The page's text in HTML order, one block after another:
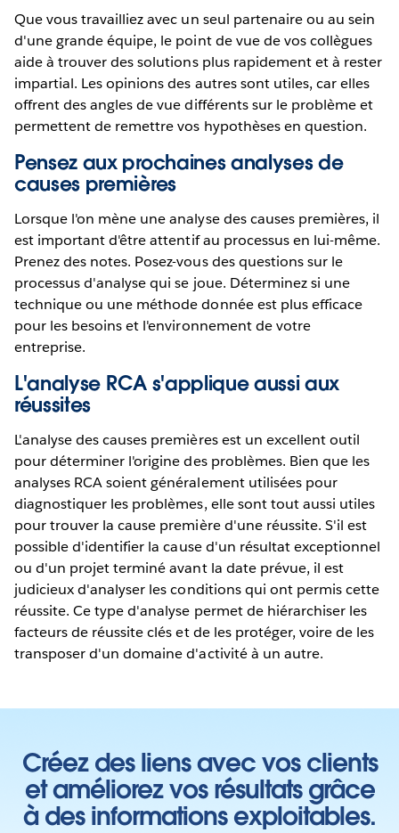
Que vous travailliez avec un seul partenaire ou au sein
d'une grande équipe, le point de vue de vos collègues
aide à trouver des solutions plus rapidement et à rester
impartial. Les opinions des autres sont utiles, car elles
offrent des angles de vue différents sur le problème et
permettent de remettre vos hypothèses en question.
Pensez aux prochaines analyses de
causes premières
Lorsque l'on mène une analyse des causes premières, il
est important d'être attentif au processus en lui-même.
Prenez des notes. Posez-vous des questions sur le
processus d'analyse qui se joue. Déterminez si une
technique ou une méthode donnée est plus efficace
pour les besoins et l'environnement de votre
entreprise.
L'analyse RCA s'applique aussi aux
réussites
L'analyse des causes premières est un excellent outil
pour déterminer l'origine des problèmes. Bien que les
analyses RCA soient généralement utilisées pour
diagnostiquer les problèmes, elle sont tout aussi utiles
pour trouver la cause première d'une réussite. S'il est
possible d'identifier la cause d'un résultat exceptionnel
ou d'un projet terminé avant la date prévue, il est
judicieux d'analyser les conditions qui ont permis cette
réussite. Ce type d'analyse permet de hiérarchiser les
facteurs de réussite clés et de les protéger, voire de les
transposer d'un domaine d'activité à un autre.
Créez des liens avec vos clients
et améliorez vos résultats grâce
à des informations exploitables.